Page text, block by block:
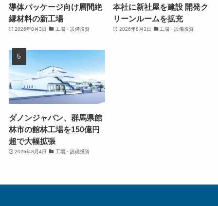
導体パッケージ向け層間絶
縁材料の新工場
2026年8月3日 工場・設備投資
本社に新社屋を建設 開発ク
リーンルームを拡充
2026年8月3日 工場・設備投資
ダノンジャパン、群馬県館
林市の館林工場を150億円
超で大幅拡張
2026年8月4日 工場・設備投資